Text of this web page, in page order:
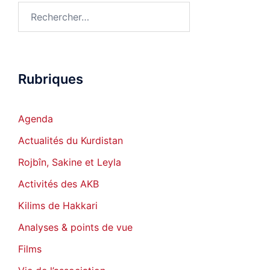
Rubriques
Agenda
Actualités du Kurdistan
Rojbîn, Sakine et Leyla
Activités des AKB
Kilims de Hakkari
Analyses & points de vue
Films